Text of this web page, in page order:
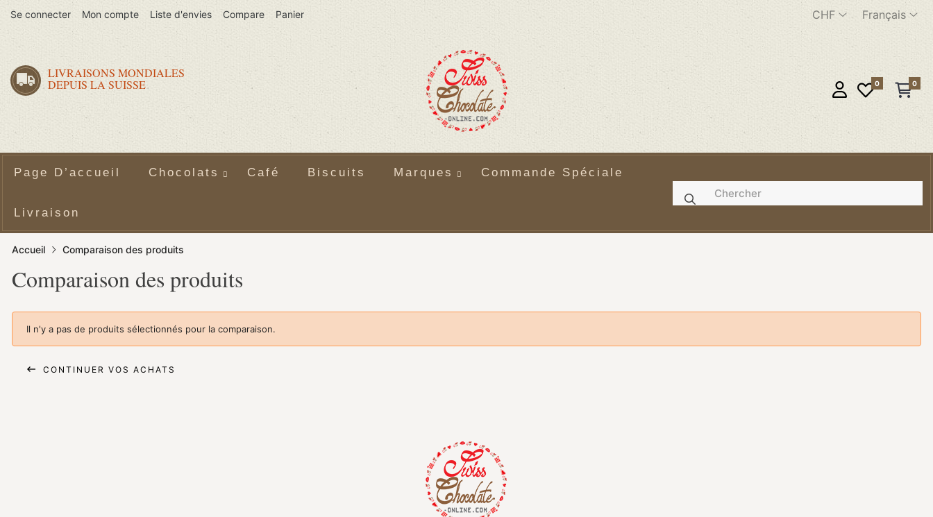
Se connecter Mon compte Liste d'envies Compare Panier CHF Français
LIVRAISONS MONDIALES
DEPUIS LA SUISSE
0 0
Page D’accueil Chocolats Café Biscuits Marques Commande Spéciale
Livraison
Accueil Comparaison des produits
Comparaison des produits
Il n'y a pas de produits sélectionnés pour la comparaison.
 CONTINUER VOS ACHATS